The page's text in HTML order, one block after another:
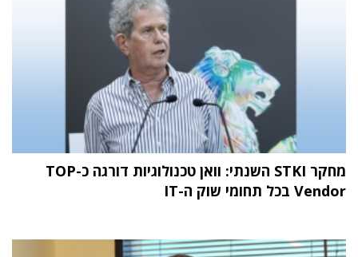
מחקר STKI השנתי: וואן טכנולוגיות דורגה כ-TOP
Vendor בכל תחומי שוק ה-IT